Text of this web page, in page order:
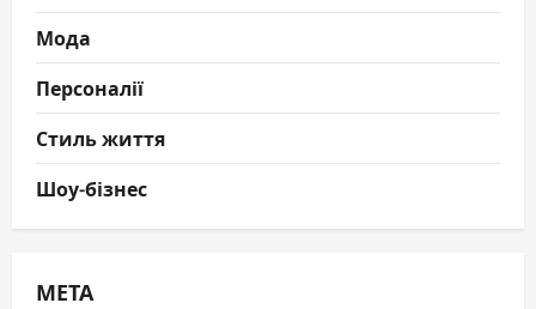
Мода
Персоналії
Стиль життя
Шоу-бізнес
МЕТА